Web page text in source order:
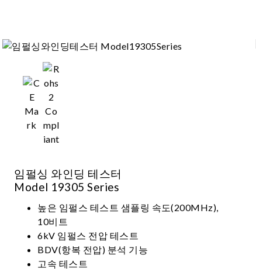
임펄싱 와인딩 테스터
Model 19305 Series
높은 임펄스 테스트 샘플링 속도(200MHz),
10비트
6kV 임펄스 전압 테스트
BDV(항복 전압) 분석 기능
고속 테스트